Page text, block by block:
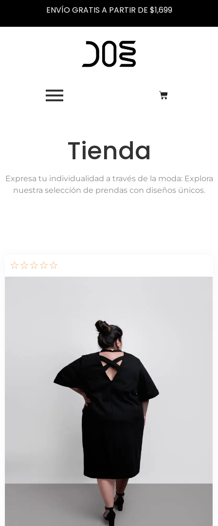
ENVÍO GRATIS A PARTIR DE $1,699
Tienda
Expresa tu individualidad a través de la moda: Explora
nuestra selección de prendas con diseños únicos.
☆☆☆☆☆